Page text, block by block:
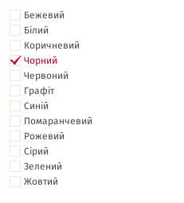
Бежевий
Білий
Коричневий
Чорний
Червоний
Графіт
Синій
Помаранчевий
Рожевий
Сірий
Зелений
Жовтий